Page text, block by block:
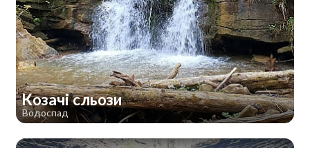
Козачі сльози
Водоспад